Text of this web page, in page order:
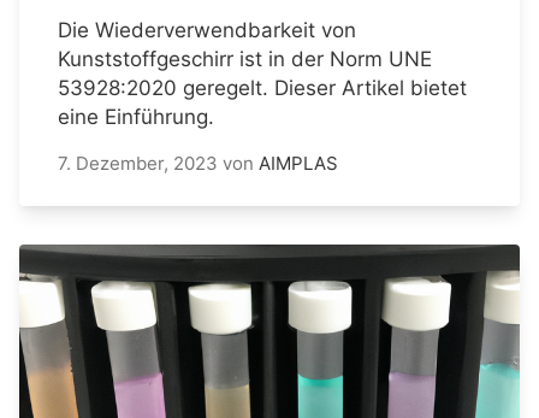
Die Wiederverwendbarkeit von
Kunststoffgeschirr ist in der Norm UNE
53928:2020 geregelt. Dieser Artikel bietet
eine Einführung.
7. Dezember, 2023 von AIMPLAS